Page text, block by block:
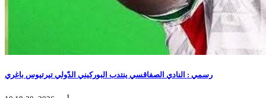
رسمي : النادي الصفاقسي ينتدب البوركيني الدّولي تيرتيوس باغري